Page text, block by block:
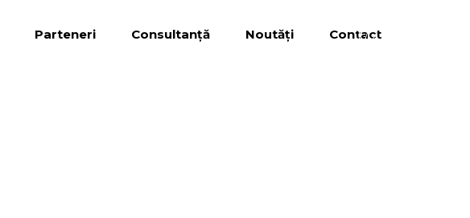
Parteneri Consultanță Noutăți Contact
1/2